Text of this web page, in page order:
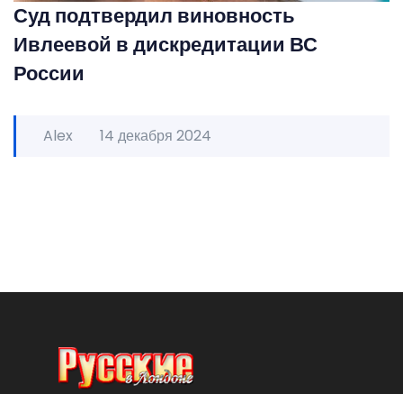
Суд подтвердил виновность
Ивлеевой в дискредитации ВС
России
Alex 14 декабря 2024